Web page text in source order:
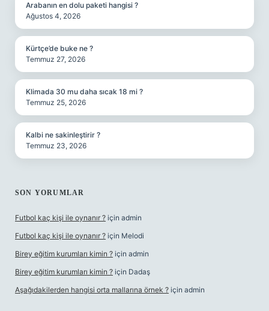
Arabanın en dolu paketi hangisi ?
Ağustos 4, 2026
Kürtçe’de buke ne ?
Temmuz 27, 2026
Klimada 30 mu daha sıcak 18 mi ?
Temmuz 25, 2026
Kalbi ne sakinleştirir ?
Temmuz 23, 2026
SON YORUMLAR
Futbol kaç kişi ile oynanır ? için admin
Futbol kaç kişi ile oynanır ? için Melodi
Birey eğitim kurumları kimin ? için admin
Birey eğitim kurumları kimin ? için Dadaş
Aşağıdakilerden hangisi orta mallarına örnek ? için admin